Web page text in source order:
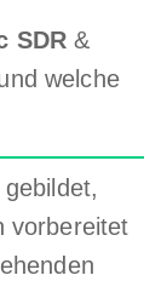
SDR &
welche
vorbereitet